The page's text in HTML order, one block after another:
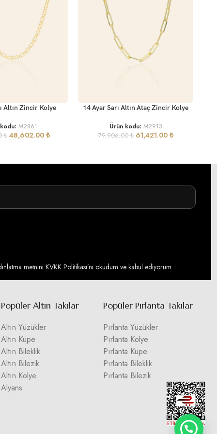
Altın Zincir Kolye
M2861
₺ 48,602.00 ₺
SEPETE EKLE
14 Ayar Sarı Altın Ataç Zincir Kolye
Ürün kodu: M2913
79,906.00₺ 61,421.00 ₺
metnini KVKK Politikası’nı okudum ve kabul ediyorum.
Popüler Altın Takılar
Altın Yüzükler
Altın Küpe
Altın Bileklik
Altın Bilezik
Altın Kolye
Alyans
Popüler Pırlanta Takılar
Pırlanta Yüzükler
Pırlanta Kolye
Pırlanta Küpe
Pırlanta Bileklik
Pırlanta Bilezik